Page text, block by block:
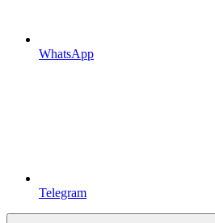
WhatsApp
Telegram